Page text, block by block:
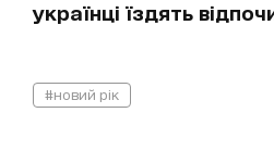
українці їздять
#новий рік